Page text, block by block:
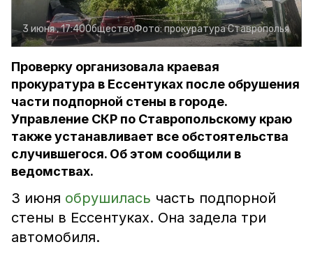
3 июня , 17:40ОбществоФото:прокуратура Ставрополья
Проверку организовала краевая
прокуратура в Ессентуках после обрушения
части подпорной стены в городе.
Управление СКР по Ставропольскому краю
также устанавливает все обстоятельства
случившегося. Об этом сообщили в
ведомствах.
3 июня обрушилась часть подпорной
стены в Ессентуках. Она задела три
автомобиля.